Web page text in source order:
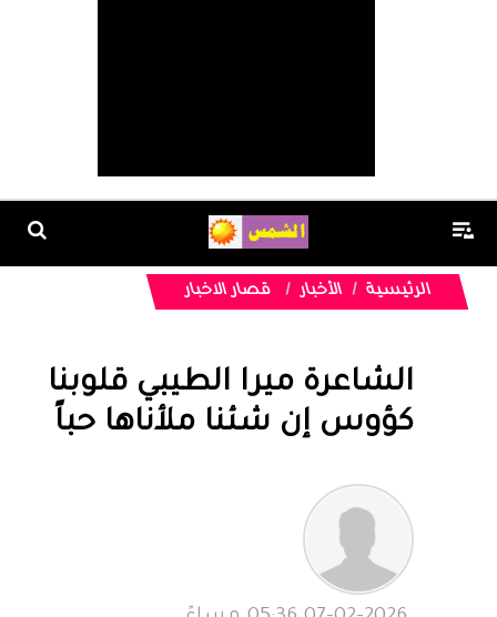
الرئيسية الأخبار قصار الاخبار
الشاعرة ميرا الطيبي قلوبنا
كؤوس إن شئنا ملأناها حباً